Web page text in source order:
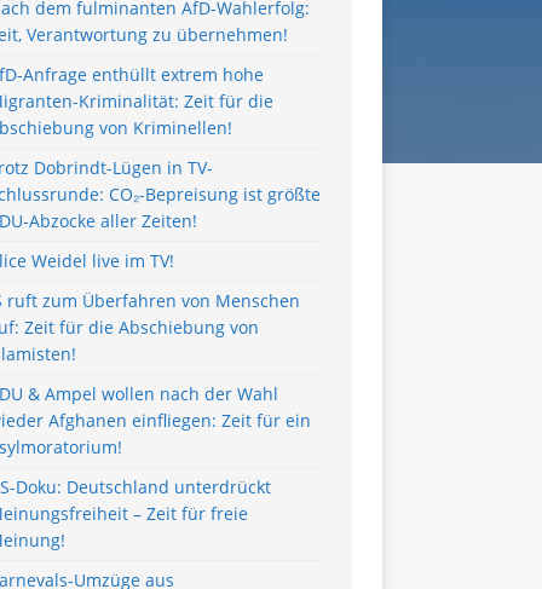
dem fulminanten AfD-Wahlerfolg:
Verantwortung zu übernehmen!
Anfrage enthüllt extrem hohe
Kriminalität: Zeit für die
von Kriminellen!
Dobrindt-Lügen in TV-
CO₂-Bepreisung ist größte
Abzocke aller Zeiten!
Weidel live im TV!
ruft zum Überfahren von Menschen
Zeit für die Abschiebung von
& Ampel wollen nach der Wahl
Afghanen einfliegen: Zeit für ein
Doku: Deutschland unterdrückt
– Zeit für freie
Umzüge aus